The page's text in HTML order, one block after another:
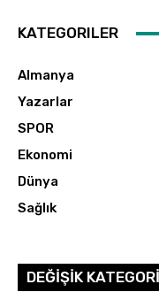
KATEGORILER
Almanya
Yazarlar
SPOR
Ekonomi
Dünya
Sağlık
DEĞİŞİK